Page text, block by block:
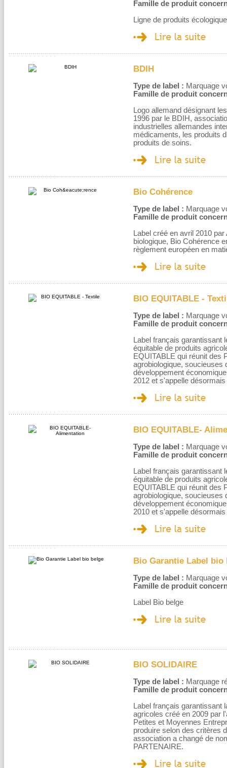
Famille de produit
Ligne de produits
BDIH
Type de label : Marquage
Famille de produit
Logo allemand désignant
1996 par le BDIH,
industrielles allemandes
médicaments, les produits
produits de soins.
Bio Cohérence
Type de label : Marquage
Famille de produit
Label créé en avril 2010
biologique, Bio Cohérence
règlement européen en
BIO EQUITABLE -
Type de label : Marquage
Famille de produit
Label français
équitable de produits
EQUITABLE qui réunit des
agrobiologique, soucieuses
développement
2012 et s'appelle
BIO EQUITABLE-
Type de label : Marquage
Famille de produit
Label français
équitable de produits
EQUITABLE qui réunit des
agrobiologique, soucieuses
développement
2010 et s'appelle
Bio Garantie Label bio
Type de label : Marquage
Famille de produit
Label Bio belge
BIO SOLIDAIRE
Type de label : Marquage
Famille de produit
Label français garantissant
agricoles créé en 2009 par
Petites et Moyennes
produire selon des critères
association a changé de
PARTENAIRE.